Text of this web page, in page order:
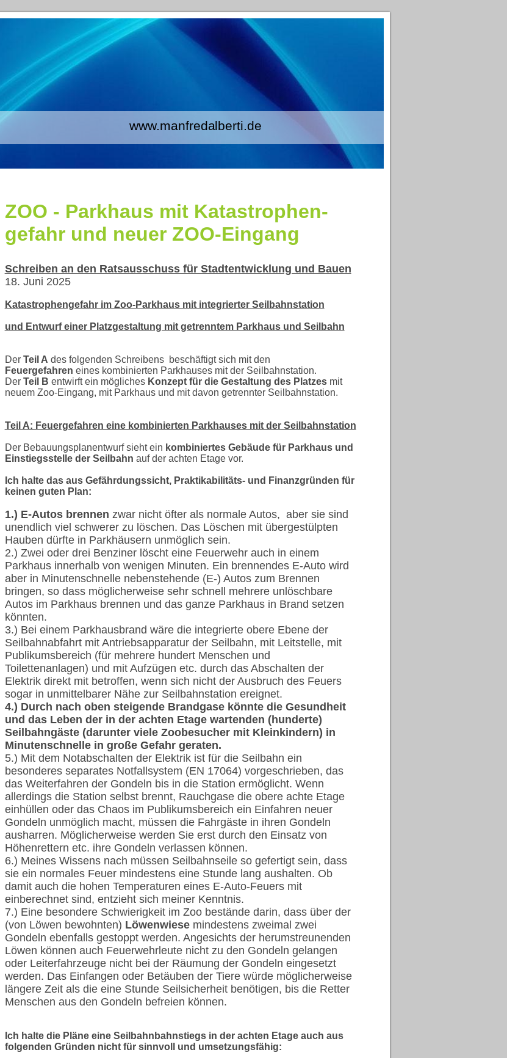
www.manfredalberti.de
ZOO - Parkhaus mit Katastrophen-
gefahr und neuer ZOO-Eingang
Schreiben an den Ratsausschuss für Stadtentwicklung und Bauen
18. Juni 2025
Katastrophengefahr im Zoo-Parkhaus mit integrierter Seilbahnstation
und Entwurf einer Platzgestaltung mit getrenntem Parkhaus und Seilbahn
Der Teil A des folgenden Schreibens beschäftigt sich mit den
Feuergefahren eines kombinierten Parkhauses mit der Seilbahnstation.
Der Teil B entwirft ein mögliches Konzept für die Gestaltung des Platzesmit
neuem Zoo-Eingang, mit Parkhaus und mit davon getrennter Seilbahnstation.
Teil A: Feuergefahren eine kombinierten Parkhauses mit der Seilbahnstation
Der Bebauungsplanentwurf sieht ein kombiniertes Gebäude für Parkhaus und
Einstiegsstelle der Seilbahn auf der achten Etage vor.
Ich halte das aus Gefährdungssicht, Praktikabilitäts- und Finanzgründen für
keinen guten Plan:
1.) E-Autos brennen zwar nicht öfter als normale Autos, aber sie sind
unendlich viel schwerer zu löschen. Das Löschen mit übergestülpten
Hauben dürfte in Parkhäusern unmöglich sein.
2.) Zwei oder drei Benziner löscht eine Feuerwehr auch in einem
Parkhaus innerhalb von wenigen Minuten. Ein brennendes E-Auto wird
aber in Minutenschnelle nebenstehende (E-) Autos zum Brennen
bringen, so dass möglicherweise sehr schnell mehrere unlöschbare
Autos im Parkhaus brennen und das ganze Parkhaus in Brand setzen
könnten.
3.) Bei einem Parkhausbrand wäre die integrierte obere Ebene der
Seilbahnabfahrt mit Antriebsapparatur der Seilbahn, mit Leitstelle, mit
Publikumsbereich (für mehrere hundert Menschen und
Toilettenanlagen) und mit Aufzügen etc. durch das Abschalten der
Elektrik direkt mit betroffen, wenn sich nicht der Ausbruch des Feuers
sogar in unmittelbarer Nähe zur Seilbahnstation ereignet.
4.) Durch nach oben steigende Brandgase könnte die Gesundheit
und das Leben der in der achten Etage wartenden (hunderte)
Seilbahngäste (darunter viele Zoobesucher mit Kleinkindern) in
Minutenschnelle in große Gefahr geraten.
5.) Mit dem Notabschalten der Elektrik ist für die Seilbahn ein
besonderes separates Notfallsystem (EN 17064) vorgeschrieben, das
das Weiterfahren der Gondeln bis in die Station ermöglicht. Wenn
allerdings die Station selbst brennt, Rauchgase die obere achte Etage
einhüllen oder das Chaos im Publikumsbereich ein Einfahren neuer
Gondeln unmöglich macht, müssen die Fahrgäste in ihren Gondeln
ausharren. Möglicherweise werden Sie erst durch den Einsatz von
Höhenrettern etc. ihre Gondeln verlassen können.
6.) Meines Wissens nach müssen Seilbahnseile so gefertigt sein, dass
sie ein normales Feuer mindestens eine Stunde lang aushalten. Ob
damit auch die hohen Temperaturen eines E-Auto-Feuers mit
einberechnet sind, entzieht sich meiner Kenntnis.
7.) Eine besondere Schwierigkeit im Zoo bestände darin, dass über der
(von Löwen bewohnten) Löwenwiesemindestens zweimal zwei
Gondeln ebenfalls gestoppt werden. Angesichts der herumstreunenden
Löwen können auch Feuerwehrleute nicht zu den Gondeln gelangen
oder Leiterfahrzeuge nicht bei der Räumung der Gondeln eingesetzt
werden. Das Einfangen oder Betäuben der Tiere würde möglicherweise
längere Zeit als die eine Stunde Seilsicherheit benötigen, bis die Retter
Menschen aus den Gondeln befreien können.
Ich halte die Pläne eine Seilbahnbahnstiegs in der achten Etage auch aus
folgenden Gründen nicht für sinnvoll und umsetzungsfähig: